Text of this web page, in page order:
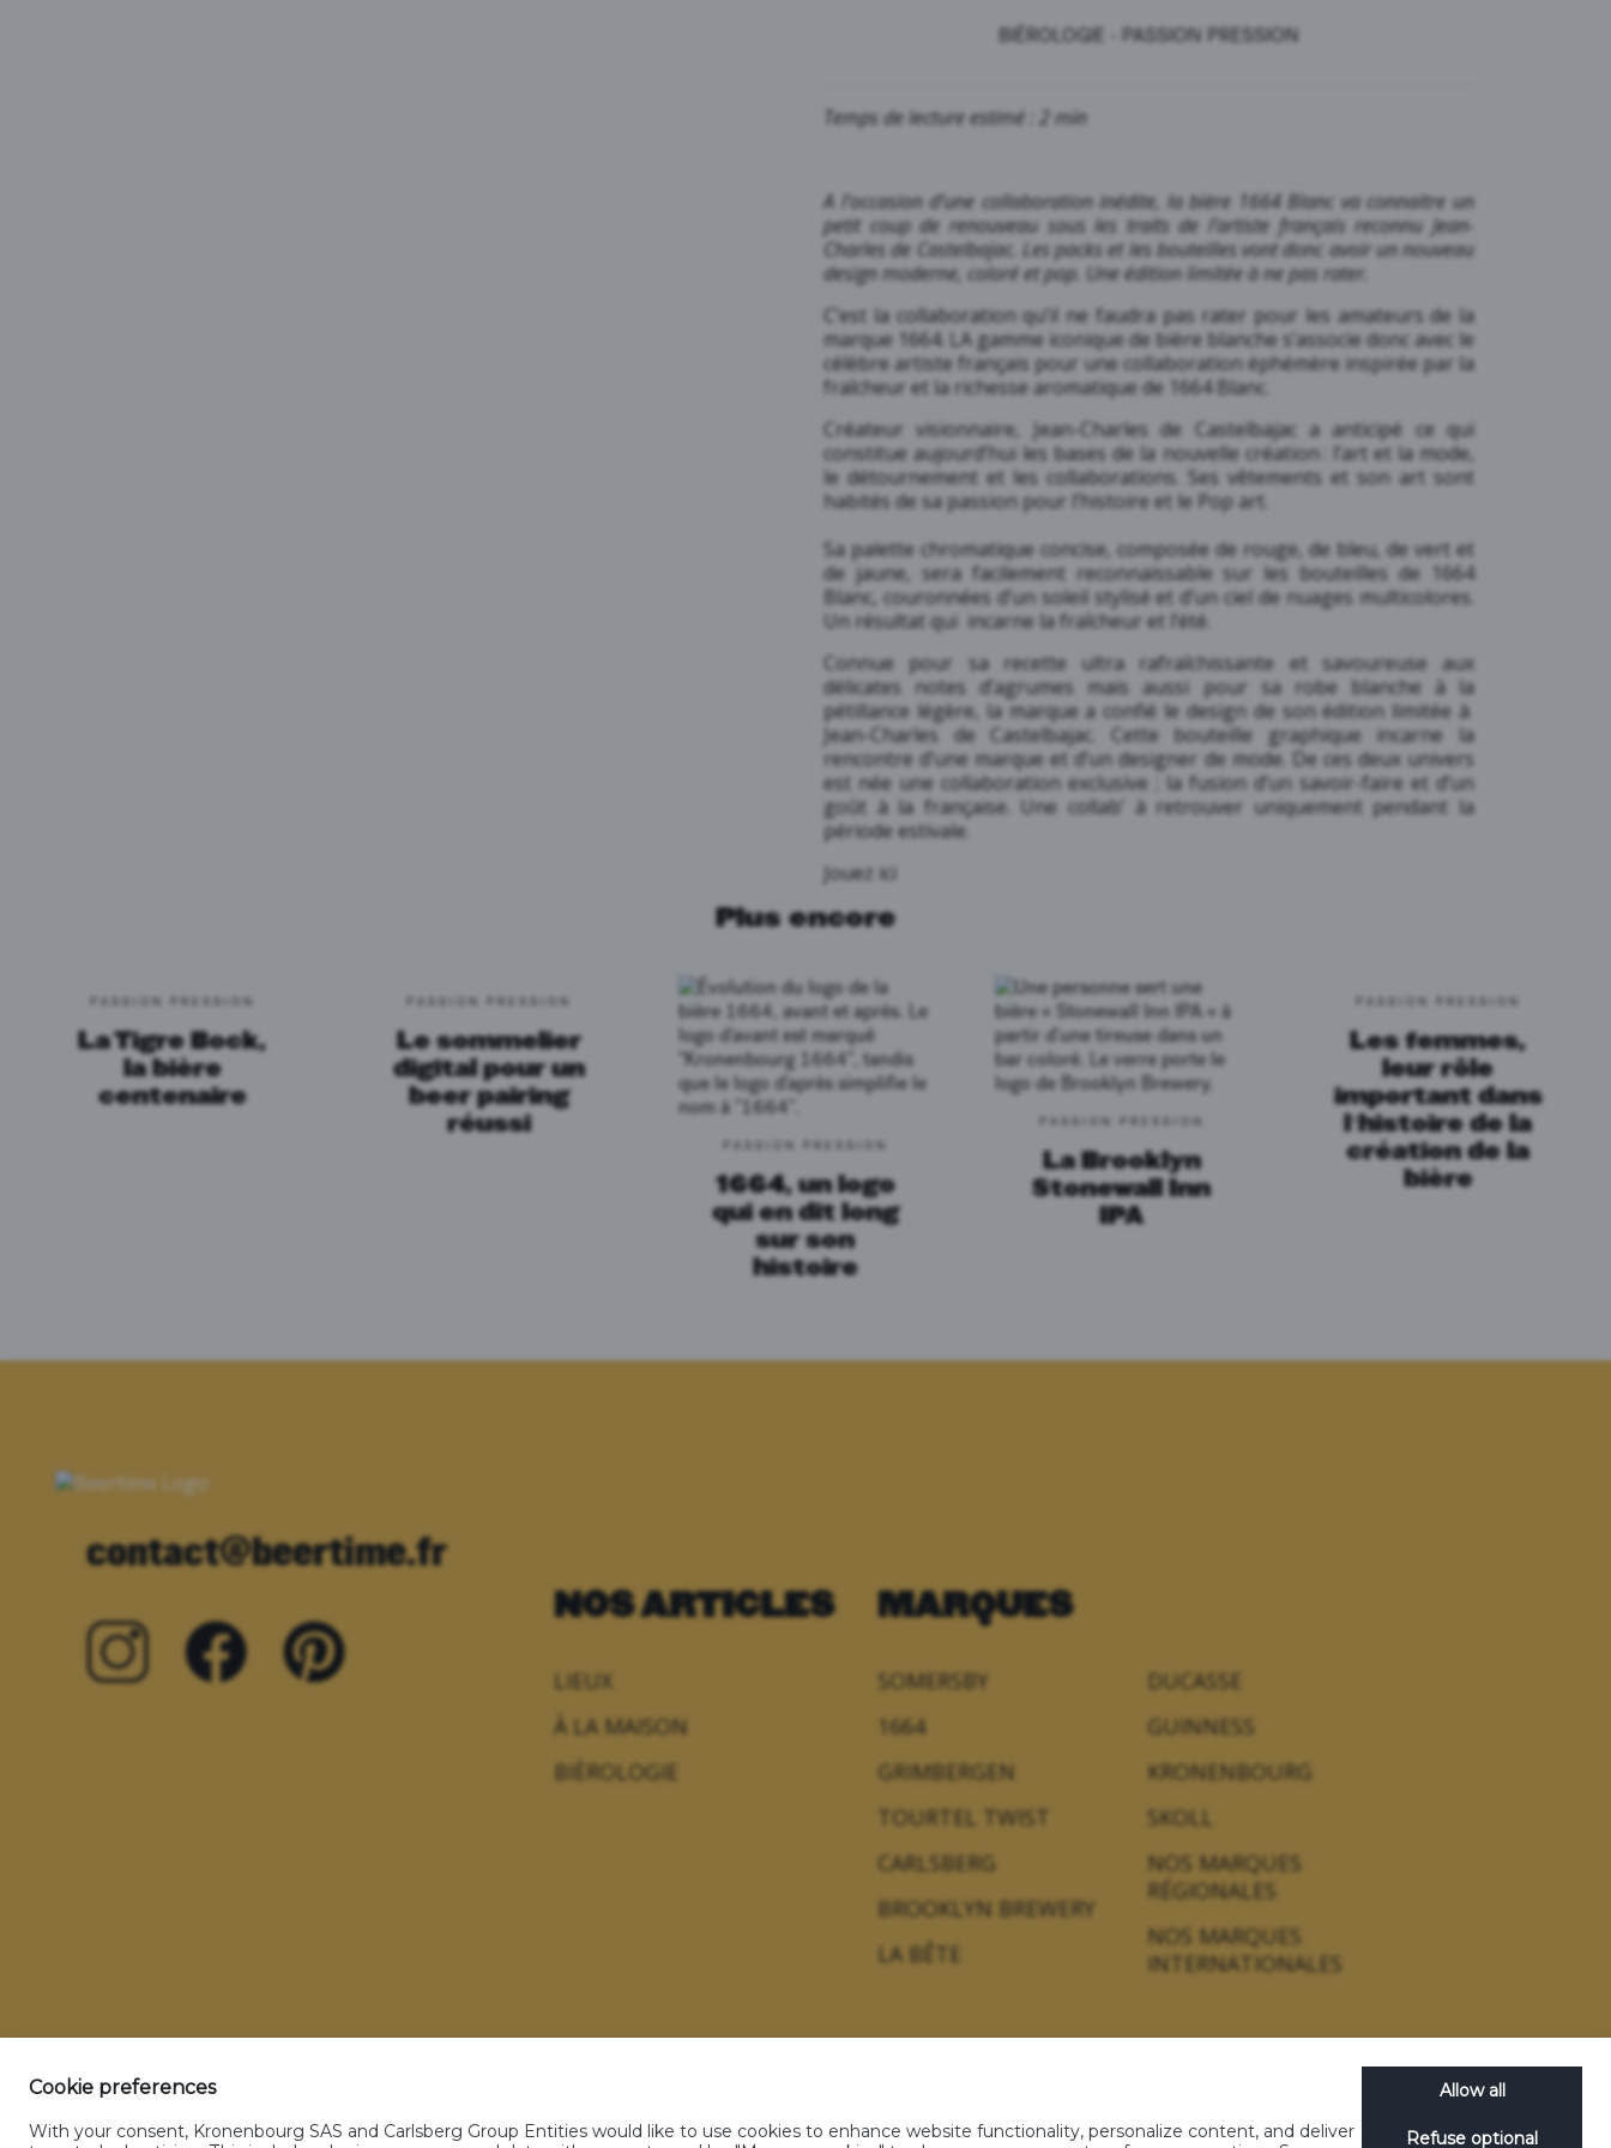
BIÉROLOGIE PASSION PRESSION
Temps de lecture estimé : 2 min
A l’occasion d’une collaboration inédite, la bière 1664 Blanc va connaitre un
petit coup de renouveau sous les traits de l’artiste français reconnu Jean-
Charles de Castelbajac. Les packs et les bouteilles vont donc avoir un nouveau
design moderne, coloré et pop. Une édition limitée à ne pas rater.
C’est la collaboration qu’il ne faudra pas rater pour les amateurs de la
marque 1664. LA gamme iconique de bière blanche s’associe donc avec le
célèbre artiste français pour une collaboration éphémère inspirée par la
fraîcheur et la richesse aromatique de 1664 Blanc.
Créateur visionnaire, Jean-Charles de Castelbajac a anticipé ce qui
constitue aujourd’hui les bases de la nouvelle création : l’art et la mode,
le détournement et les collaborations. Ses vêtements et son art sont
habités de sa passion pour l’histoire et le Pop art.
Sa palette chromatique concise, composée de rouge, de bleu, de vert et
de jaune, sera facilement reconnaissable sur les bouteilles de 1664
Blanc, couronnées d’un soleil stylisé et d’un ciel de nuages multicolores.
Un résultat qui incarne la fraîcheur et l’été.
Connue pour sa recette ultra rafraîchissante et savoureuse aux
délicates notes d’agrumes mais aussi pour sa robe blanche à la
pétillance légère, la marque a confié le design de son édition limitée à
Jean-Charles de Castelbajac. Cette bouteille graphique incarne la
rencontre d’une marque et d’un designer de mode. De ces deux univers
est née une collaboration exclusive ; la fusion d’un savoir-faire et d’un
goût à la française. Une collab’ à retrouver uniquement pendant la
période estivale.
Jouez ici
Plus encore
La Tigre Bock,
la bière
centenaire
Le sommelier
digital pour un
beer pairing
réussi
1664, un logo
qui en dit long
sur son
histoire
La Brooklyn
Stonewall Inn
IPA
Les femmes,
leur rôle
important dans
l’histoire de la
création de la
bière
contact@beertime.fr
NOS ARTICLES
LIEUX
À LA MAISON
BIÈROLOGIE
MARQUES
SOMERSBY
1664
GRIMBERGEN
TOURTEL TWIST
CARLSBERG
BROOKLYN BREWERY
LA BÊTE
DUCASSE
GUINNESS
KRONENBOURG
SKOLL
NOS MARQUES
RÉGIONALES
NOS MARQUES
INTERNATIONALES
Glossaire CGU Politique sur les données personnelles Politique sur les cookies Règlement jeux concours Gérez les cookies Nos emballages
Cookie preferences
With your consent, Kronenbourg SAS and Carlsberg Group Entities would like to use cookies to enhance website functionality, personalize content, and deliver
Allow all
Refuse optional